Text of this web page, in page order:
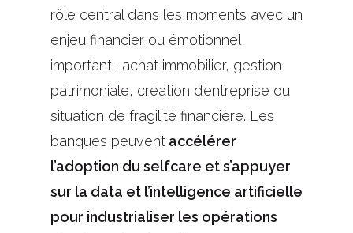
rôle central dans les moments avec un
enjeu financier ou émotionnel
important : achat immobilier, gestion
patrimoniale, création d’entreprise ou
situation de fragilité financière. Les
banques peuvent accélérer
l’adoption du selfcare et s’appuyer
sur la data et l’intelligence artificielle
pour industrialiser les opérations